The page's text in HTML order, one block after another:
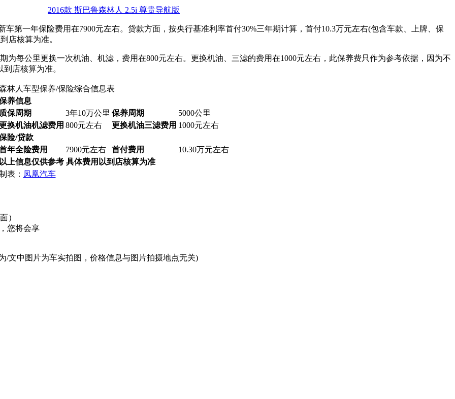
2016款 斯巴鲁森林人 2.5i 尊贵导航版
第一年保险费用在7900元左右。贷款方面，按央行基准利率首付30%三年期计算，首付10.3万元左右(包含车款、上牌、保
店核算为准。
为每公里更换一次机油、机滤，费用在800元左右。更换机油、三滤的费用在1000元左右，此保养费只作为参考依据，因为不
店核算为准。
林人车型保养/保险综合信息表
养信息
保周期
3年10万公里 保养周期
5000公里
换机油机滤费用 800元左右 更换机油三滤费用 1000元左右
险/贷款
年全险费用
7900元左右 首付费用
10.30万元左右
上信息仅供参考 具体费用以到店核算为准
表： 凤凰汽车
）
您将会享
/文中图片为车实拍图，价格信息与图片拍摄地点无关)